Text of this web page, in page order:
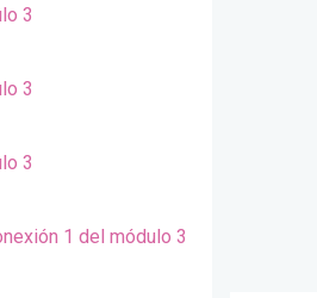
3
3
3
1 del módulo 3